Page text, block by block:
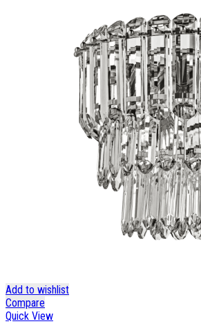
Add to wishlist
Compare
Quick View